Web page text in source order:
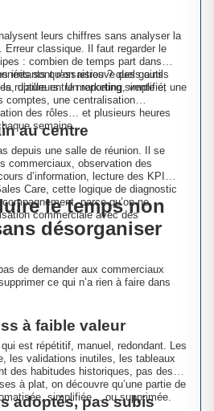
leurs chiffres sans analyser la
Erreur classique. Il faut regarder le
: combien de temps part dans
sont ressaisies ? quels outils
rupture entre marketing, vente et
irritants qu’on retrouve des gains
d’ailleurs. Un reporting simplifié, une
comptes, une centralisation
des rôles… et plusieurs heures
semaine.
au centre
depuis une salle de réunion. Il se
commerciaux, observation des
d’information, lecture des KPI
Care, cette logique de diagnostic
parce qu’on ne
commerciale avec des
le temps non
désorganiser
de demander aux commerciaux
ce qui n’a rien à faire dans
à faible valeur
est répétitif, manuel, redondant. Les
les validations inutiles, les tableaux
des habitudes historiques, pas des
à plat, on découvre qu’une partie de
simplifiée… ou supprimée.
adoptés, pas subis